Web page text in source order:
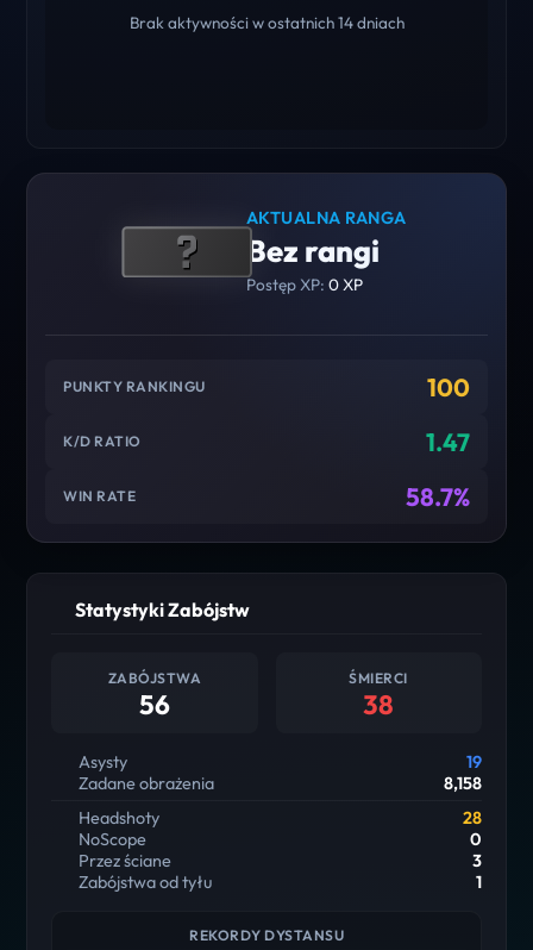
Brak aktywności w ostatnich 14 dniach
AKTUALNA RANGA
Bez rangi
Postęp XP: 0 XP
PUNKTY RANKINGU 100
K/D RATIO 1.47
WIN RATE 58.7%
Statystyki Zabójstw
ZABÓJSTWA
56
ŚMIERCI
38
Asysty
19
Zadane obrażenia
8,158
Headshoty
28
NoScope
0
Przez ściane
3
Zabójstwa od tyłu
1
REKORDY DYSTANSU